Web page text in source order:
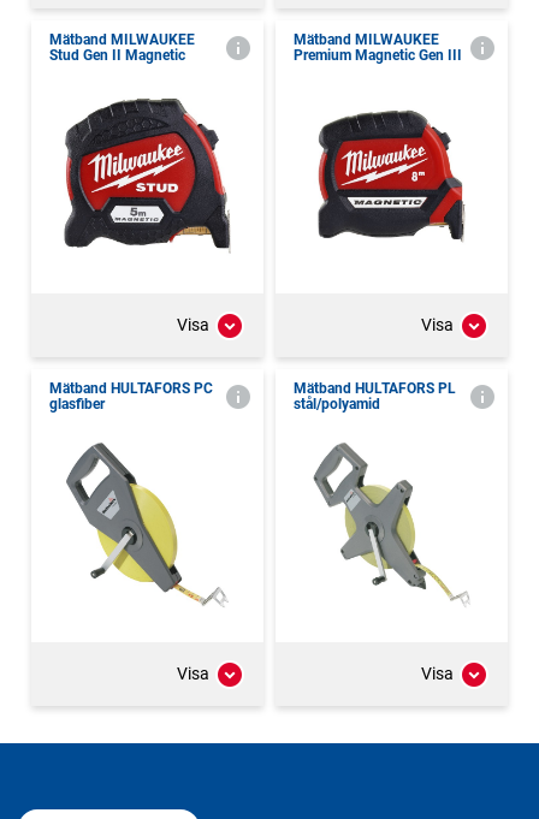
Mätband MILWAUKEE
Stud Gen II Magnetic
Visa
Mätband MILWAUKEE
Premium Magnetic Gen III
Visa
Mätband HULTAFORS PC
glasfiber
Visa
Mätband HULTAFORS PL
stål/polyamid
Visa